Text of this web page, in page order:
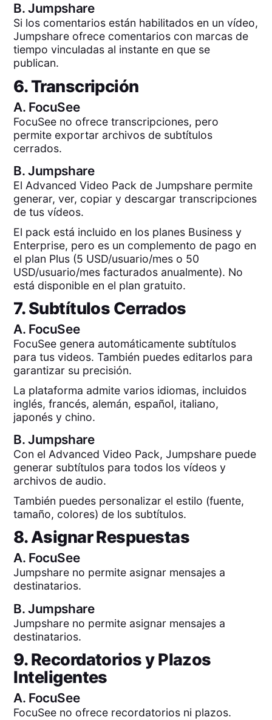
B.Jumpshare
Si los comentarios están habilitados en un vídeo,
Jumpshare ofrece comentarios con marcas de
tiempo vinculadas al instante en que se
publican.
6. Transcripción
A. FocuSee
FocuSee no ofrece transcripciones, pero
permite exportar archivos de subtítulos
cerrados.
B.Jumpshare
El Advanced Video Pack de Jumpshare permite
generar, ver, copiar y descargar transcripciones
de tus vídeos.
El pack está incluido en los planes Business y
Enterprise, pero es un complemento de pago en
el plan Plus (5 USD/usuario/mes o 50
USD/usuario/mes facturados anualmente). No
está disponible en el plan gratuito.
7. Subtítulos Cerrados
A. FocuSee
FocuSee genera automáticamente subtítulos
para tus videos. También puedes editarlos para
garantizar su precisión.
La plataforma admite varios idiomas, incluidos
inglés, francés, alemán, español, italiano,
japonés y chino.
B.Jumpshare
Con el Advanced Video Pack, Jumpshare puede
generar subtítulos para todos los vídeos y
archivos de audio.
También puedes personalizar el estilo (fuente,
tamaño, colores) de los subtítulos.
8. Asignar Respuestas
A. FocuSee
Jumpshare no permite asignar mensajes a
destinatarios.
B.Jumpshare
Jumpshare no permite asignar mensajes a
destinatarios.
9. Recordatorios y Plazos
Inteligentes
A. FocuSee
FocuSee no ofrece recordatorios ni plazos.